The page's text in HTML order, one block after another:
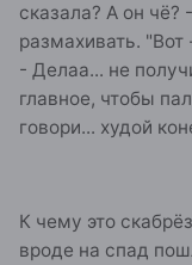
сказала? А он чё?
размахивать. "Вот
- Делаа... не
главное, чтобы
говори... худой
К чему это
вроде на спад